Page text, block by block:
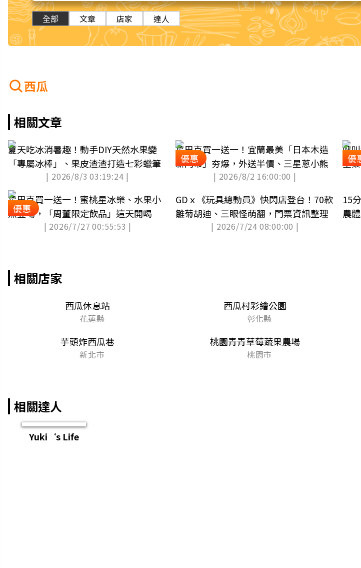
全部 文章 店家 達人
西瓜
相關文章
夏天吃冰消暑趣！動手DIY天然水果變
「專屬冰棒」、果皮渣渣打造七彩蠟筆
| 2026/8/3 03:19:24 |
優惠
星巴克買一送一！宜蘭最美「日本木造
新門市」夯爆，外送半價、三星蔥小熊
| 2026/8/2 16:00:00 |
優
呼
全
優惠
星巴克買一送一！蜜桃星冰樂、水果小
熊登場，「周董限定飲品」這天開喝
| 2026/7/27 00:55:53 |
GDｘ《玩具總動員》快閃店登台！70款
雛菊胡迪、三眼怪萌翻，門票資訊整理
| 2026/7/24 08:00:00 |
15
農
相關店家
西瓜休息站
花蓮縣
西瓜村彩繪公園
彰化縣
芋頭炸西瓜巷
新北市
桃園青青草莓蔬果農場
桃園市
相關達人
Yuki‘s Life